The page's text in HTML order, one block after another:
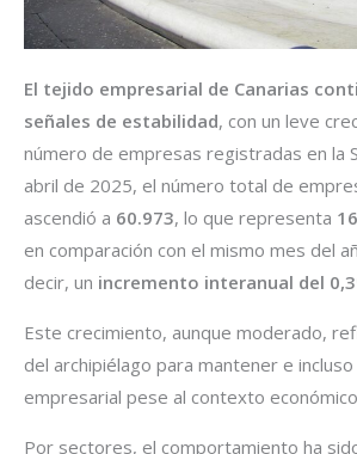
El tejido empresarial de Canarias
señales de estabilidad, con un leve
número de empresas registradas en la
abril de 2025, el número total de
ascendió a 60.973, lo que representa
en comparación con el mismo mes del
decir, un incremento interanual del
Este crecimiento, aunque moderado,
del archipiélago para mantener e
empresarial pese al contexto
Por sectores, el comportamiento ha